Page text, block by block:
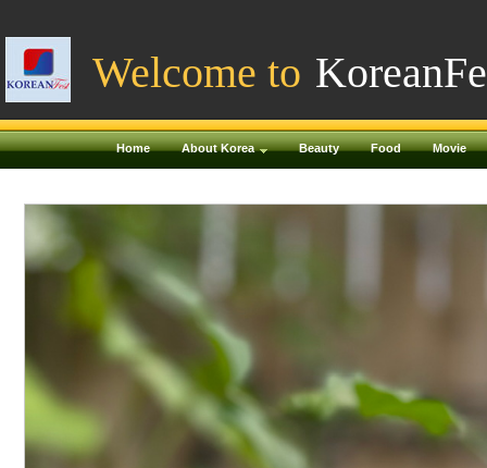
Welcome to
Home About Korea Beauty Food Movie